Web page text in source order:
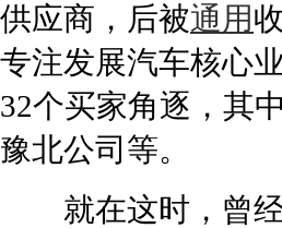
供应商，后被通用
专注发展汽车核心
32个买家角逐，其
豫北公司等。
就在这时，曾